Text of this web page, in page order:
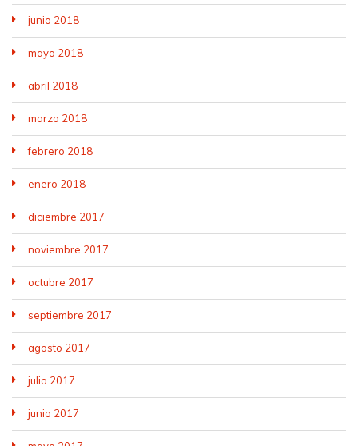
junio 2018
mayo 2018
abril 2018
marzo 2018
febrero 2018
enero 2018
diciembre 2017
noviembre 2017
octubre 2017
septiembre 2017
agosto 2017
julio 2017
junio 2017